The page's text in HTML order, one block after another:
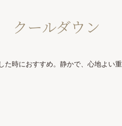
クールダウン
時におすすめ。静かで、心地よい